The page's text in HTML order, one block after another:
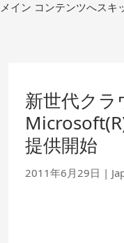
コ
メイン コンテンツへスキ
新世代クラ
提供開始
2011年6月29日 |